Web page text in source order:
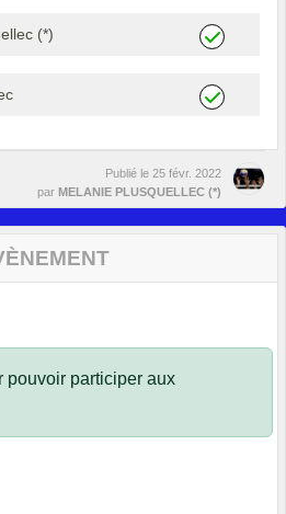
(*)
Publié le 25 févr. 2022
par MELANIE PLUSQUELLEC (*)
pouvoir participer aux